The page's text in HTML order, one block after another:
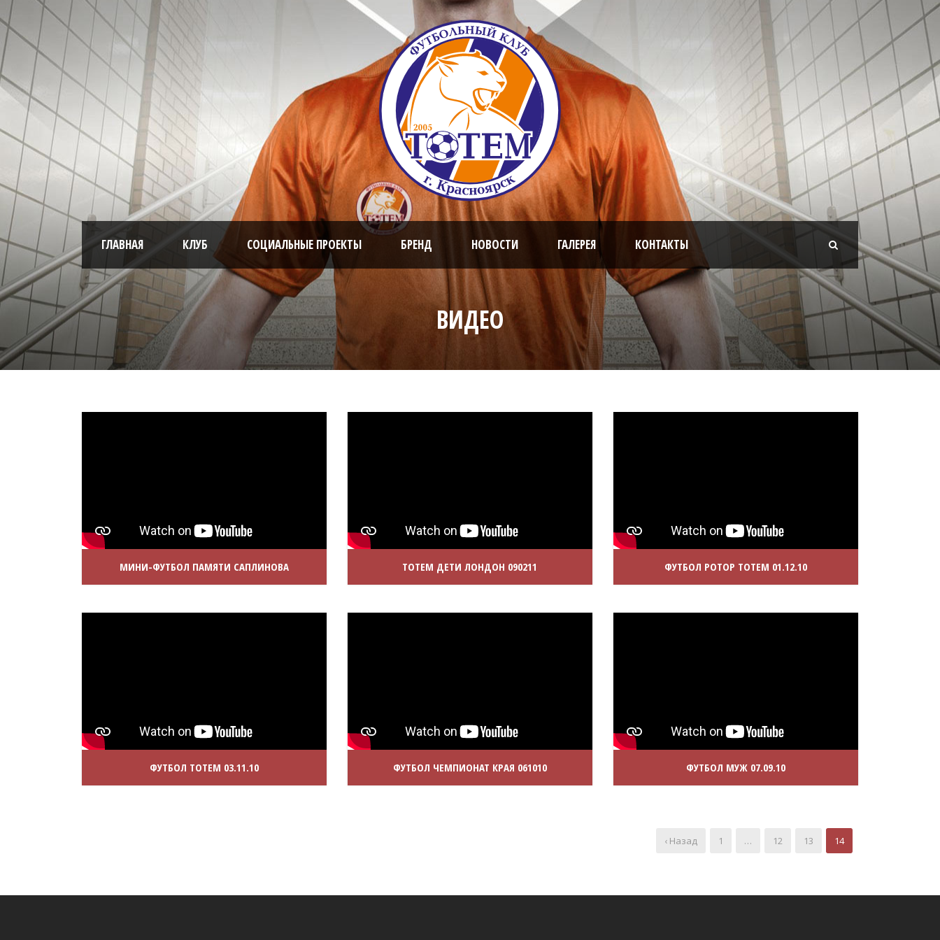
ГЛАВНАЯ КЛУБ СОЦИАЛЬНЫЕ ПРОЕКТЫ БРЕНД НОВОСТИ ГАЛЕРЕЯ КОНТАКТЫ
ВИДЕО
МИНИ-ФУТБОЛ ПАМЯТИ САПЛИНОВА ТОТЕМ ДЕТИ ЛОНДОН 090211 ФУТБОЛ РОТОР ТОТЕМ 01.12.10
ФУТБОЛ ТОТЕМ 03.11.10 ФУТБОЛ ЧЕМПИОНАТ КРАЯ 061010 ФУТБОЛ МУЖ 07.09.10
‹ Назад 1 … 12 13 14